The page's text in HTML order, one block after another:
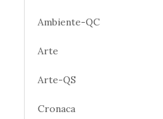
Ambiente-QC
Arte
Arte-QS
Cronaca